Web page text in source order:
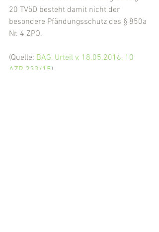
20 TVöD besteht damit nicht der
besondere Pfändungsschutz des § 850a
Nr. 4 ZPO.
(Quelle: BAG, Urteil v. 18.05.2016, 10
AZR 233/15)